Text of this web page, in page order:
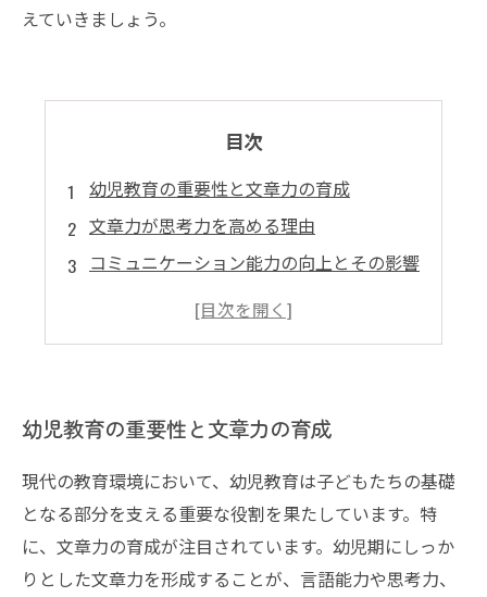
えていきましょう。
目次
幼児教育の重要性と文章力の育成
文章力が思考力を高める理由
コミュニケーション能力の向上とその影響
塾業界における子どもたちへの取り組み
幼児教育の重要性と文章力の育成
現代の教育環境において、幼児教育は子どもたちの基礎
となる部分を支える重要な役割を果たしています。特
に、文章力の育成が注目されています。幼児期にしっか
りとした文章力を形成することが、言語能力や思考力、